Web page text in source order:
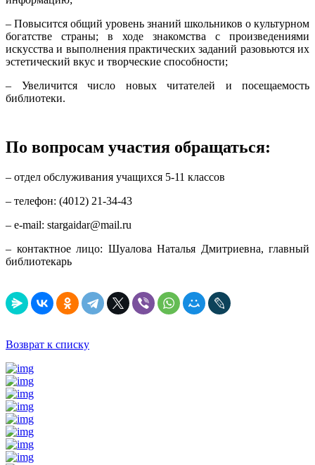
– Повысится общий уровень знаний школьников о культурном
богатстве страны; в ходе знакомства с произведениями
искусства и выполнения практических заданий разовьются их
эстетический вкус и творческие способности;
– Увеличится число новых читателей и посещаемость
библиотеки.
По вопросам участия обращаться:
– отдел обслуживания учащихся 5-11 классов
– телефон: (4012) 21-34-43
– e-mail: stargaidar@mail.ru
– контактное лицо: Шуалова Наталья Дмитриевна, главный
библиотекарь
Возврат к списку